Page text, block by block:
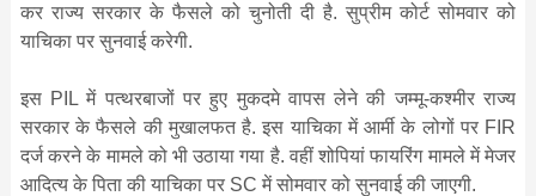
कर राज्य सरकार के फैसले को चुनोती दी है. सुप्रीम कोर्ट सोमवार को
याचिका पर सुनवाई करेगी.
इस PIL में पत्थरबाजों पर हुए मुकदमे वापस लेने की जम्मू-कश्मीर राज्य
सरकार के फैसले की मुखालफत है. इस याचिका में आर्मी के लोगों पर FIR
दर्ज करने के मामले को भी उठाया गया है. वहीं शोपियां फायरिंग मामले में मेजर
आदित्य के पिता की याचिका पर SC में सोमवार को सुनवाई की जाएगी.